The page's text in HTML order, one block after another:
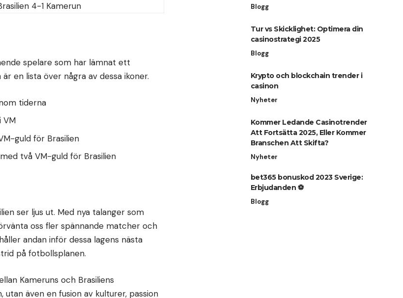
4-1 Kamerun
spelare som har lämnat ett
en lista över några av dessa ikoner.
tiderna
VM
guld för Brasilien
två VM-guld för Brasilien
ser ljus ut. Med nya talanger som
oss fler spännande matcher och
andan inför dessa lagens nästa
på fotbollsplanen.
Kameruns och Brasiliens
även en fusion av kulturer, passion
Blogg
Tur vs Skicklighet: Optimera din
casinostrategi 2025
Blogg
Krypto och blockchain trender i
casinon
Nyheter
Kommer Ledande Casinotrender
Att Fortsätta 2025, Eller Kommer
Branschen Att Skifta?
Nyheter
bet365 bonuskod 2023 Sverige:
Erbjudanden ⚽
Blogg